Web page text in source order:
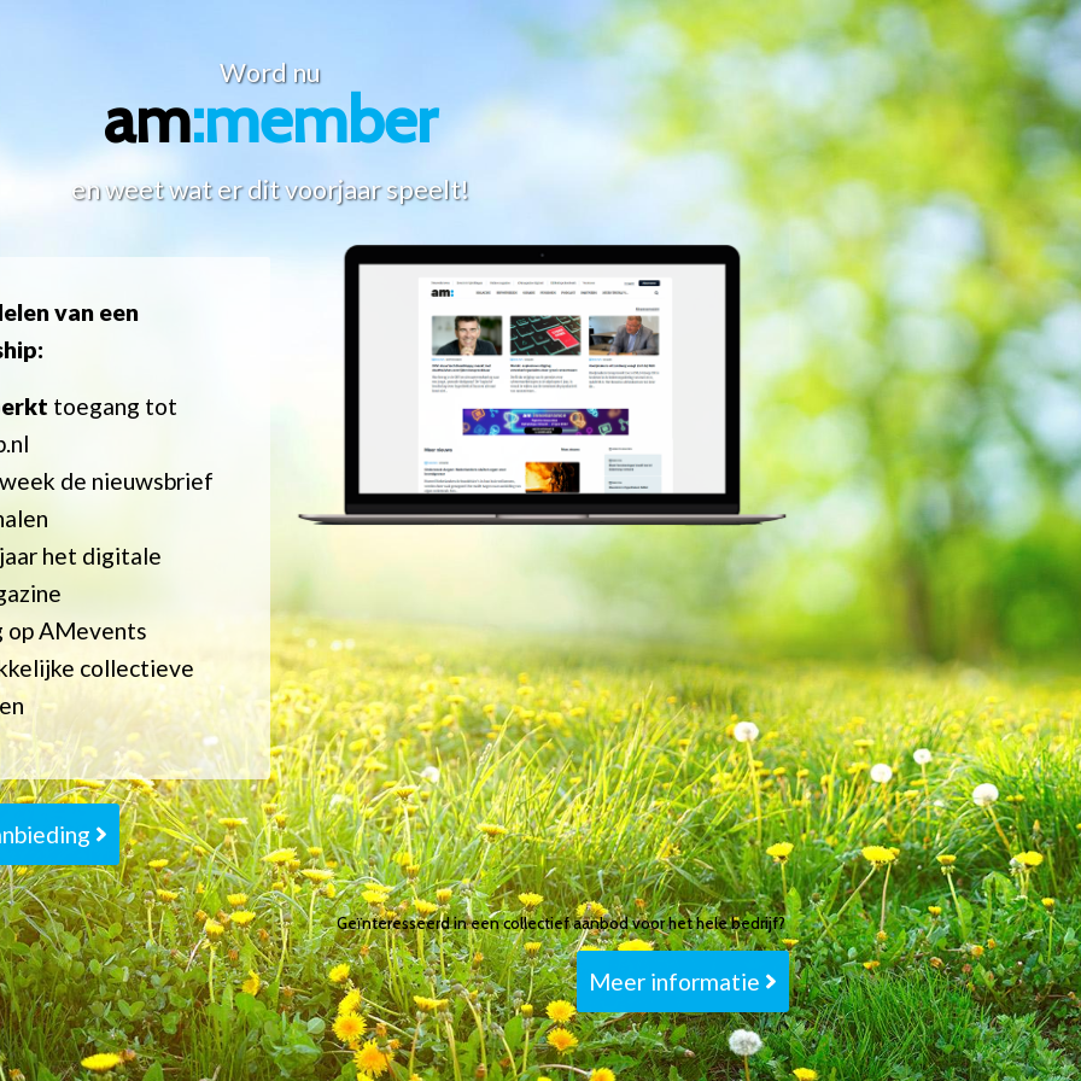
Word nu
am:member
en weet wat er dit voorjaar speelt!
van een
toegang tot
de nieuwsbrief
het digitale
op AMevents
collectieve
Geïnteresseerd in een collectief aanbod voor het hele bedrijf?
Meer informatie